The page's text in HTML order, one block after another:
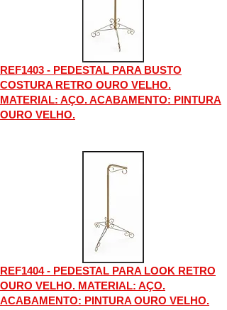
REF1403 - PEDESTAL PARA BUSTO
COSTURA RETRO OURO VELHO.
MATERIAL: AÇO. ACABAMENTO: PINTURA
OURO VELHO.
REF1404 - PEDESTAL PARA LOOK RETRO
OURO VELHO. MATERIAL: AÇO.
ACABAMENTO: PINTURA OURO VELHO.